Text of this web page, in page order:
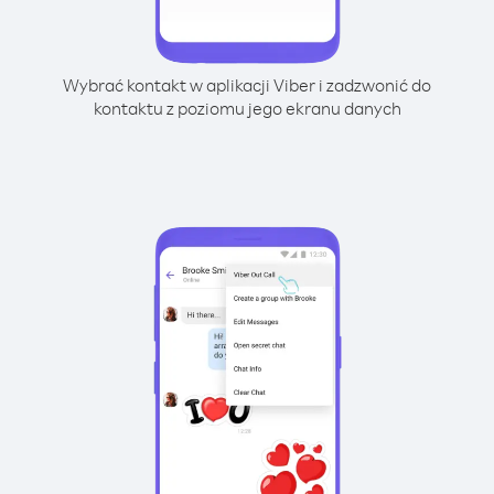
Wybrać kontakt w aplikacji Viber i zadzwonić do
kontaktu z poziomu jego ekranu danych